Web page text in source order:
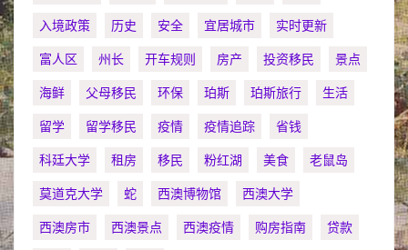
入境政策
历史 安全 宜居城市
实时更新
富人区
州长 开车规则 房产 投资移民
景点
海鲜
父母移民 环保 珀斯 珀斯旅行
生活
留学
留学移民 疫情 疫情追踪
省钱
科廷大学
租房 移民 粉红湖 美食
老鼠岛
莫道克大学
蛇 西澳博物馆
西澳大学
西澳房市
西澳景点 西澳疫情 购房指南
贷款